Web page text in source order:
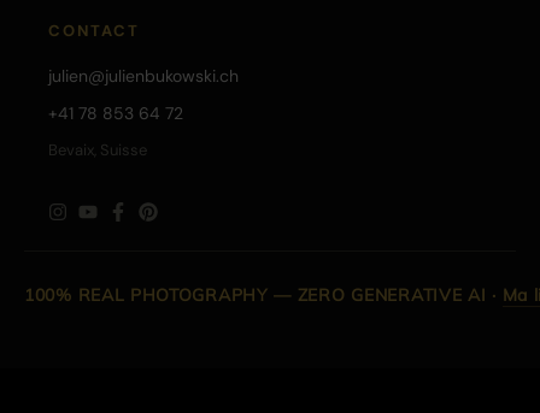
CONTACT
julien@julienbukowski.ch
+41 78 853 64 72
Bevaix, Suisse
100% REAL PHOTOGRAPHY — ZERO GENERATIVE AI · Ma